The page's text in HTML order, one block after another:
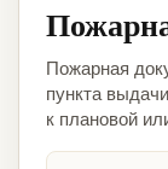
Пожарная
пункта
к плановой